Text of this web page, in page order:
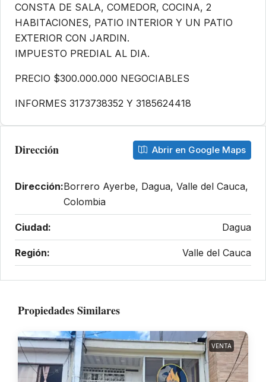
CONSTA DE SALA, COMEDOR, COCINA, 2
HABITACIONES, PATIO INTERIOR Y UN PATIO
EXTERIOR CON JARDIN.
IMPUESTO PREDIAL AL DIA.
PRECIO $300.000.000 NEGOCIABLES
INFORMES 3173738352 Y 3185624418
Dirección Abrir en Google Maps
Dirección:Borrero Ayerbe, Dagua, Valle del Cauca,
Colombia
Ciudad: Dagua
Región: Valle del Cauca
Propiedades Similares
VENTA